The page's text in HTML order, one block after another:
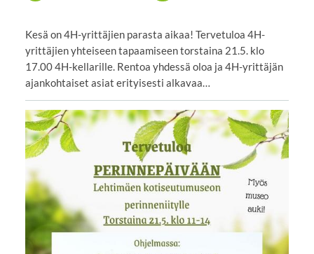
Kesä on 4H-yrittäjien parasta aikaa! Tervetuloa 4H-
yrittäjien yhteiseen tapaamiseen torstaina 21.5. klo
17.00 4H-kellarille. Rentoa yhdessä oloa ja 4H-yrittäjän
ajankohtaiset asiat erityisesti alkavaa…